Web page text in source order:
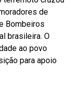
de
Bombeiros
brasileira. O
ao povo
para apoio